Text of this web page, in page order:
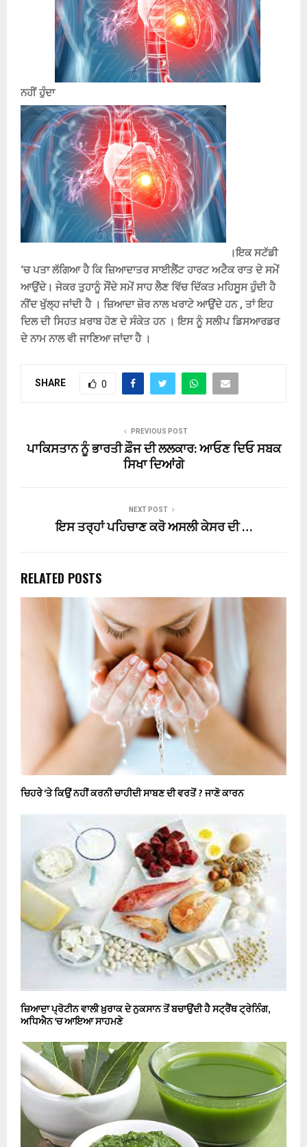
ਨਹੀਂ ਹੁੰਦਾ
।ਇਕ ਸਟੱਡੀ
‘ਚ ਪਤਾ ਲੱਗਿਆ ਹੈ ਕਿ ਜ਼ਿਆਦਾਤਰ ਸਾਈਲੈਂਟ ਹਾਰਟ ਅਟੈਕ ਰਾਤ ਦੇ ਸਮੇਂ
ਆਉਂਦੇ। ਜੇਕਰ ਤੁਹਾਨੂੰ ਸੌਂਦੇ ਸਮੇਂ ਸਾਹ ਲੈਣ ਵਿੱਚ ਦਿੱਕਤ ਮਹਿਸੂਸ ਹੁੰਦੀ ਹੈ
ਨੀਂਦ ਖੁੱਲ੍ਹ ਜਾਂਦੀ ਹੈ । ਜ਼ਿਆਦਾ ਜ਼ੋਰ ਨਾਲ ਖਰਾਟੇ ਆਉਂਦੇ ਹਨ , ਤਾਂ ਇਹ
ਦਿਲ ਦੀ ਸਿਹਤ ਖ਼ਰਾਬ ਹੋਣ ਦੇ ਸੰਕੇਤ ਹਨ । ਇਸ ਨੂੰ ਸਲੀਪ ਡਿਸਆਰਡਰ
ਦੇ ਨਾਮ ਨਾਲ ਵੀ ਜਾਣਿਆ ਜਾਂਦਾ ਹੈ ।
SHARE 0
PREVIOUS POST
ਪਾਕਿਸਤਾਨ ਨੂੰ ਭਾਰਤੀ ਫ਼ੌਜ ਦੀ ਲਲਕਾਰ: ਆਓਣ ਦਿਓ ਸਬਕ
ਸਿਖਾ ਦਿਆਂਗੇ
NEXT POST
ਇਸ ਤਰ੍ਹਾਂ ਪਹਿਚਾਣ ਕਰੋ ਅਸਲੀ ਕੇਸਰ ਦੀ …
RELATED POSTS
ਚਿਹਰੇ ‘ਤੇ ਕਿਉਂ ਨਹੀਂ ਕਰਨੀ ਚਾਹੀਦੀ ਸਾਬਣ ਦੀ ਵਰਤੋਂ ? ਜਾਣੋ ਕਾਰਨ
ਜ਼ਿਆਦਾ ਪ੍ਰੋਟੀਨ ਵਾਲੀ ਖ਼ੁਰਾਕ ਦੇ ਨੁਕਸਾਨ ਤੋਂ ਬਚਾਉਂਦੀ ਹੈ ਸਟ੍ਰੈਂਥ ਟ੍ਰੇਨਿੰਗ,
ਅਧਿਐਨ ‘ਚ ਆਇਆ ਸਾਹਮਣੇ